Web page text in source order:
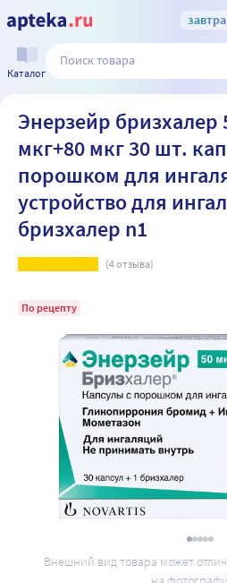
завтра
Каталог
Энерзейр бризхалер
мкг+80 мкг 30 шт.
порошком для
устройство для
бризхалер n1
(4отзыва)
По рецепту
Внешний вид товара может